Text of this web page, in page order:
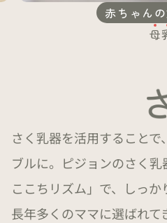
赤ちゃん
母
さく乳器を活用すること
ブルに。ピジョンのさく
ここちリズム」で、しっか
長年多くのママに選ばれて